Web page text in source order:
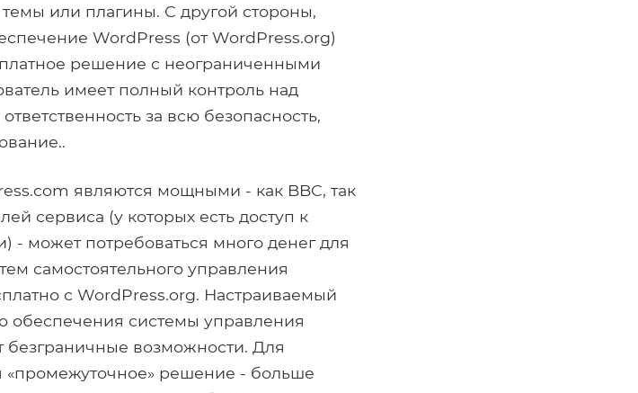
темы или плагины. С другой стороны,
WordPress (от WordPress.org)
решение с неограниченными
имеет полный контроль над
за всю безопасность,
являются мощными - как BBC, так
сервиса (у которых есть доступ к
может потребоваться много денег для
самостоятельного управления
с WordPress.org. Настраиваемый
обеспечения системы управления
безграничные возможности. Для
«промежуточное» решение - больше